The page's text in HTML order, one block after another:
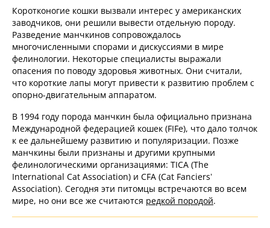
Коротконогие кошки вызвали интерес у американских
заводчиков, они решили вывести отдельную породу.
Разведение манчкинов сопровождалось
многочисленными спорами и дискуссиями в мире
фелинологии. Некоторые специалисты выражали
опасения по поводу здоровья животных. Они считали,
что короткие лапы могут привести к развитию проблем с
опорно-двигательным аппаратом.
В 1994 году порода манчкин была официально признана
Международной федерацией кошек (FIFe), что дало толчок
к ее дальнейшему развитию и популяризации. Позже
манчкины были признаны и другими крупными
фелинологическими организациями: TICA (The
International Cat Association) и CFA (Cat Fanciers’
Association). Сегодня эти питомцы встречаются во всем
мире, но они все же считаются редкой породой.